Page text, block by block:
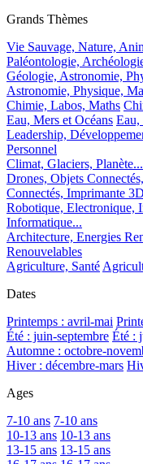
Grands Thèmes
Vie Sauvage, Nature,
Paléontologie,
Géologie, Astronomie,
Astronomie, Physique,
Chimie, Labos, Maths
Eau, Mers et Océans Eau,
Leadership,
Personnel
Climat, Glaciers, Planète...
Drones, Objets
Connectés, Imprimante 3D
Robotique, Electronique,
Informatique...
Architecture, Energies
Renouvelables
Agriculture, Santé
Dates
Printemps : avril-mai
Été : juin-septembre Été :
Automne : octobre-
Hiver : décembre-mars
Ages
7-10 ans 7-10 ans
10-13 ans 10-13 ans
13-15 ans 13-15 ans